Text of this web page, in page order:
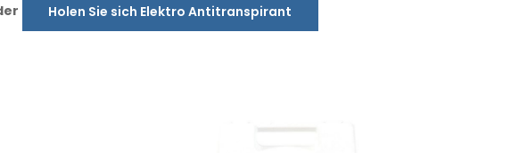
Holen Sie sich Elektro Antitranspirant